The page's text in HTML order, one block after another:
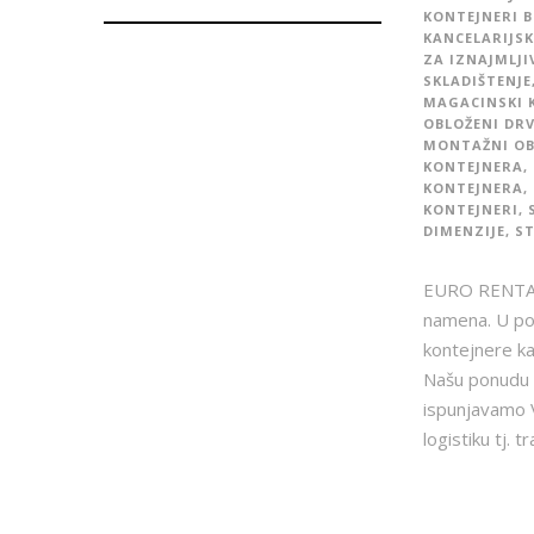
KONTEJNERI
ZA
SKLADIŠTENJE
MAGACINSKI
OBLOŽENI
MONTAŽNI
KONTEJNERA,
KONTEJNERA,
KONTEJNERI,
DIMENZIJE,
EURO
namena. U
kontejnere
Našu
ispunjavamo
logistiku tj.